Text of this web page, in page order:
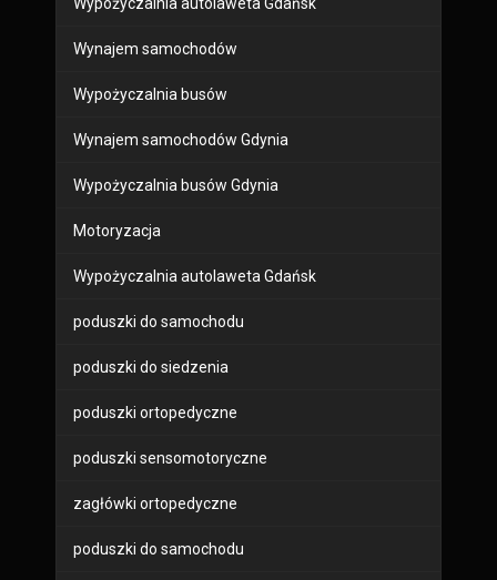
Wynajem samochodów
Wypożyczalnia busów
Wynajem samochodów Gdynia
Wypożyczalnia busów Gdynia
Motoryzacja
Wypożyczalnia autolaweta Gdańsk
poduszki do samochodu
poduszki do siedzenia
poduszki ortopedyczne
poduszki sensomotoryczne
zagłówki ortopedyczne
poduszki do samochodu